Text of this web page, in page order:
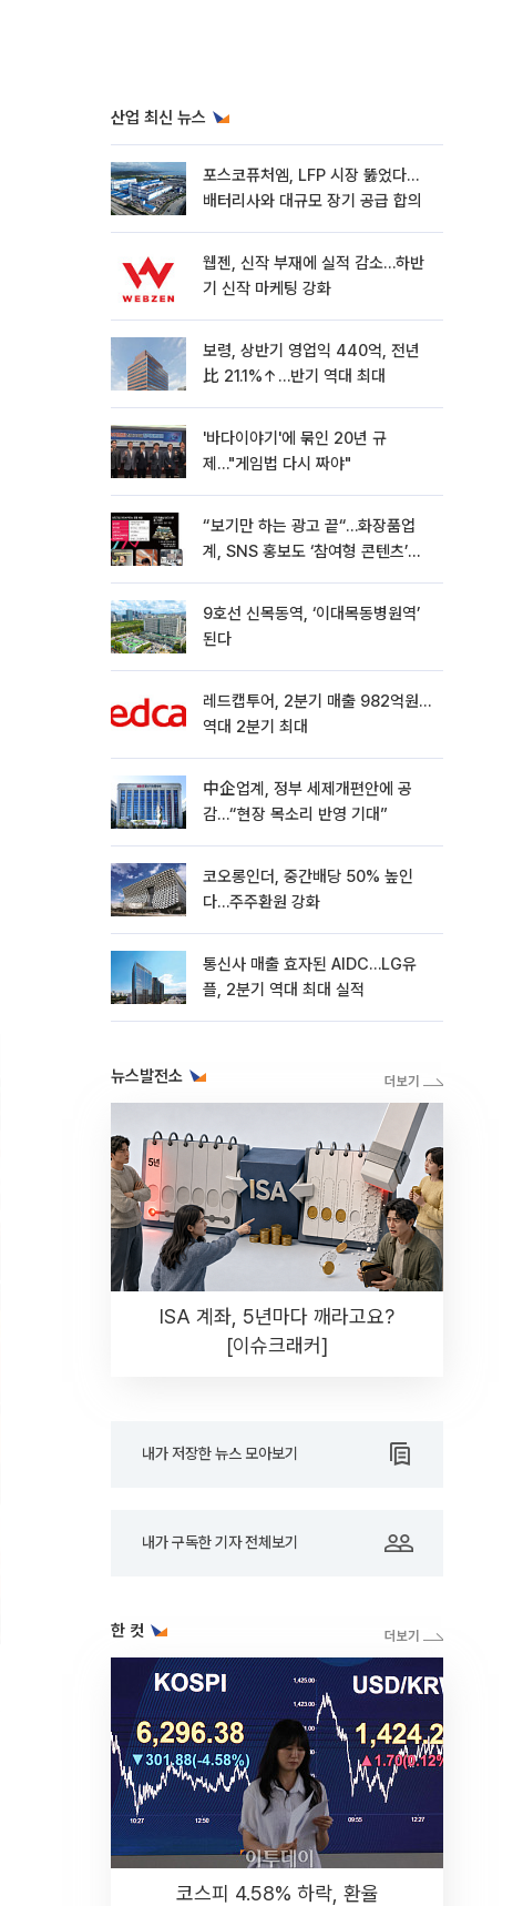
산업 최신 뉴스
포스코퓨처엠, LFP 시장 뚫었다…
배터리사와 대규모 장기 공급 합의
웹젠, 신작 부재에 실적 감소…하반
기 신작 마케팅 강화
보령, 상반기 영업익 440억, 전년
比 21.1%↑…반기 역대 최대
'바다이야기'에 묶인 20년 규
제…"게임법 다시 짜야"
“보기만 하는 광고 끝“…화장품업
계, SNS 홍보도 ‘참여형 콘텐츠’로
9호선 신목동역, ‘이대목동병원역’
된다
레드캡투어, 2분기 매출 982억원…
역대 2분기 최대
中企업계, 정부 세제개편안에 공
감…“현장 목소리 반영 기대”
코오롱인더, 중간배당 50% 높인
다…주주환원 강화
통신사 매출 효자된 AIDC…LG유
플, 2분기 역대 최대 실적
뉴스발전소
ISA 계좌, 5년마다 깨라고요?
[이슈크래커]
내가 저장한 뉴스 모아보기
내가 구독한 기자 전체보기
한 컷
코스피 4.58% 하락, 환율